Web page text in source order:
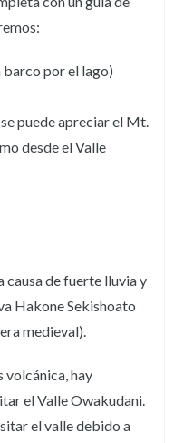
barco por el lago)
puede apreciar el Mt.
desde el Valle
causa de fuerte lluvia y
Hakone Sekishoato
medieval).
volcánica, hay
el Valle Owakudani.
el valle debido a